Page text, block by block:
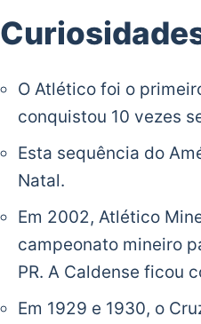
O Atlético foi o
conquistou 10 vezes
Esta sequência do
Natal.
Em 2002, Atlético
campeonato mineiro
PR. A Caldense ficou
Em 1929 e 1930, o